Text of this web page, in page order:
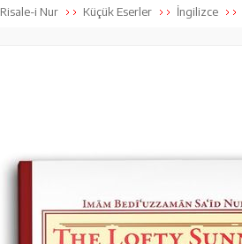
Risale-i Nur Küçük Eserler İngilizce